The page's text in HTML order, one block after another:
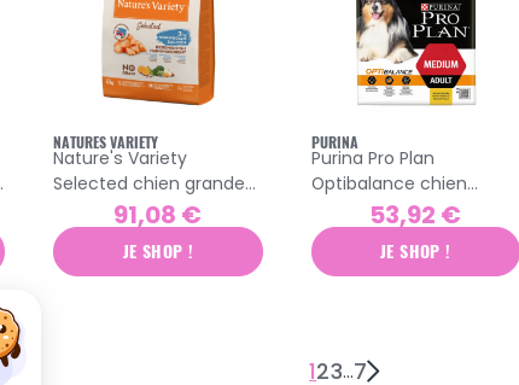
NATURES VARIETY
Nature's Variety
Selected chien grande
et moyenne race adulte
croquettes saumon
10kg
91,08 €
JE SHOP !
PURINA
Purina Pro Plan
Optibalance chien
adulte croquettes
poulet 7kg
53,92 €
JE SHOP !
123…7